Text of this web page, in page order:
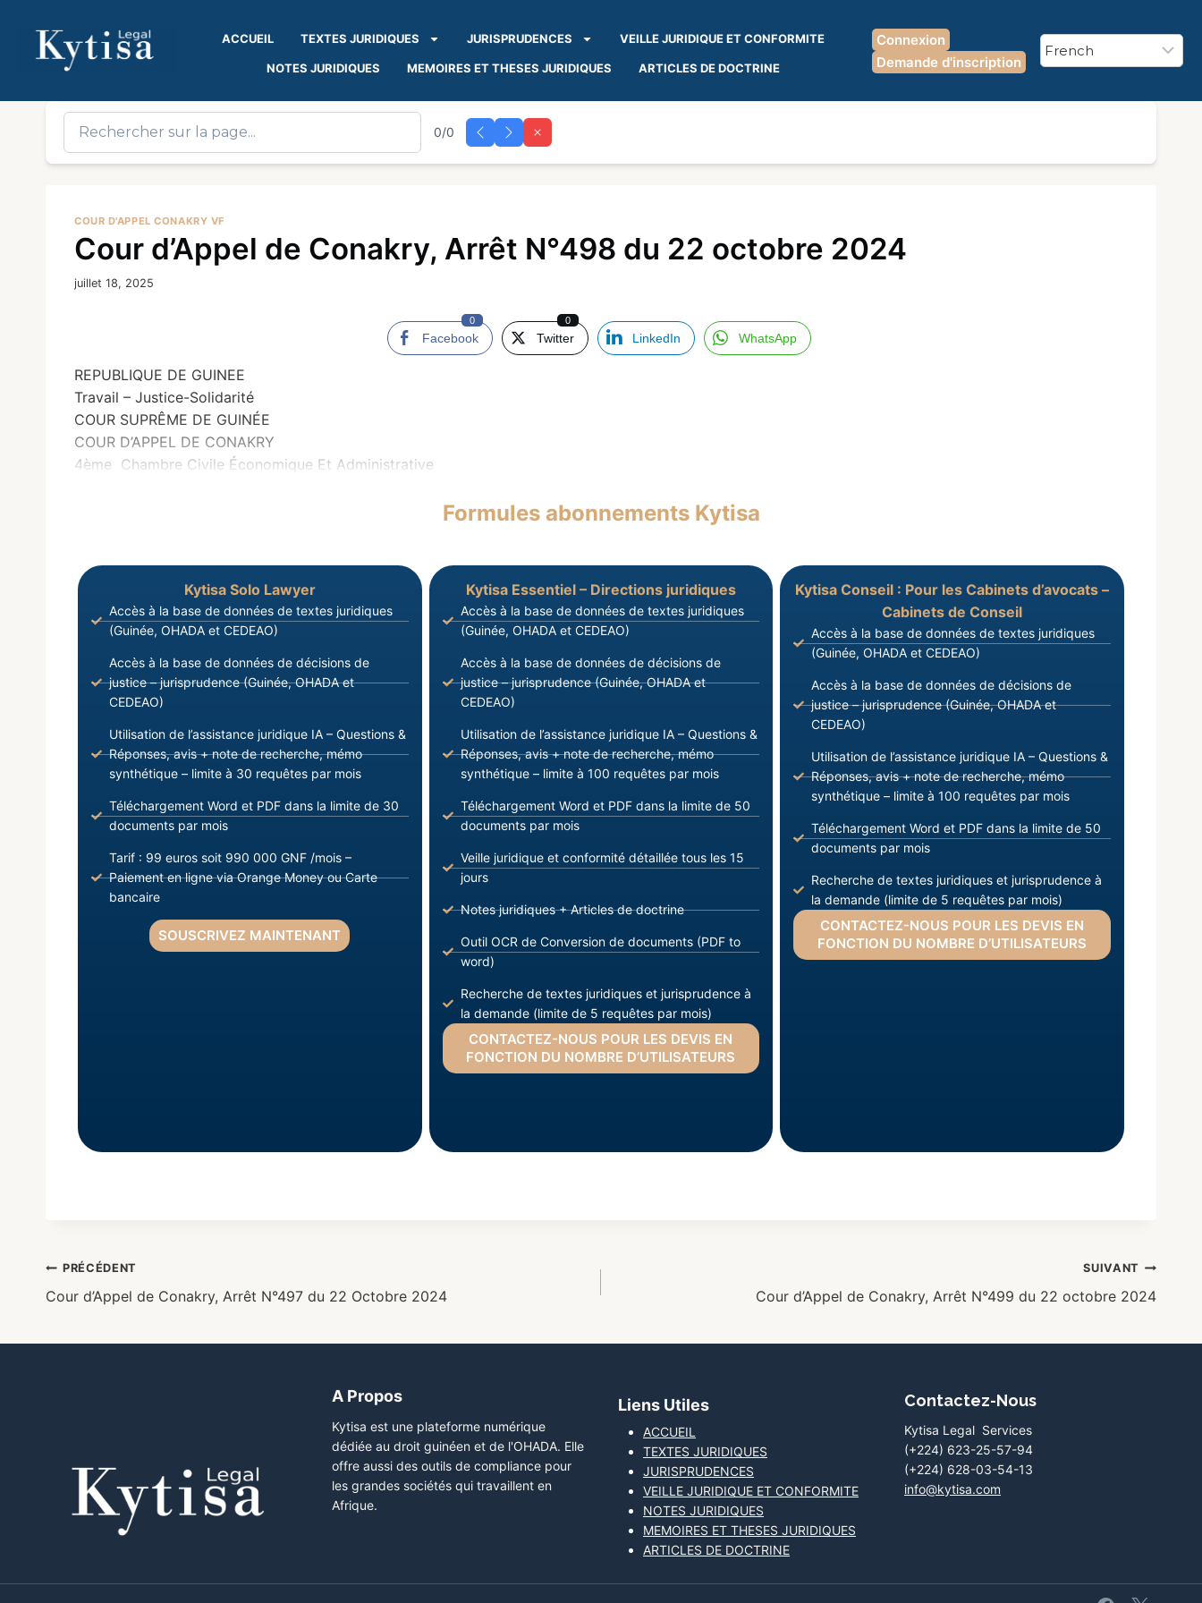
ACCUEIL TEXTES JURIDIQUES JURISPRUDENCES VEILLE JURIDIQUE ET CONFORMITE
NOTES JURIDIQUES MEMOIRES ET THESES JURIDIQUES ARTICLES DE DOCTRINE
Connexion
Demande d'inscription
0/0
COUR D'APPEL CONAKRY VF
Cour d’Appel de Conakry, Arrêt N°498 du 22 octobre 2024
juillet 18, 2025
Facebook
0
Twitter
0
LinkedIn WhatsApp
REPUBLIQUE DE GUINEE
Travail – Justice-Solidarité
COUR SUPRÊME DE GUINÉE
COUR D’APPEL DE CONAKRY
4ème Chambre Civile Économique Et Administrative
Formules abonnements Kytisa
Kytisa Solo Lawyer
Accès à la base de données de textes juridiques
(Guinée, OHADA et CEDEAO)
Accès à la base de données de décisions de
justice – jurisprudence (Guinée, OHADA et
CEDEAO)
Utilisation de l’assistance juridique IA – Questions &
Réponses, avis + note de recherche, mémo
synthétique – limite à 30 requêtes par mois
Téléchargement Word et PDF dans la limite de 30
documents par mois
Tarif : 99 euros soit 990 000 GNF /mois –
Paiement en ligne via Orange Money ou Carte
bancaire
SOUSCRIVEZ MAINTENANT
Kytisa Essentiel – Directions juridiques
Accès à la base de données de textes juridiques
(Guinée, OHADA et CEDEAO)
Accès à la base de données de décisions de
justice – jurisprudence (Guinée, OHADA et
CEDEAO)
Utilisation de l’assistance juridique IA – Questions &
Réponses, avis + note de recherche, mémo
synthétique – limite à 100 requêtes par mois
Téléchargement Word et PDF dans la limite de 50
documents par mois
Veille juridique et conformité détaillée tous les 15
jours
Notes juridiques + Articles de doctrine
Outil OCR de Conversion de documents (PDF to
word)
Recherche de textes juridiques et jurisprudence à
la demande (limite de 5 requêtes par mois)
CONTACTEZ-NOUS POUR LES DEVIS EN
FONCTION DU NOMBRE D’UTILISATEURS
Kytisa Conseil : Pour les Cabinets d’avocats –
Cabinets de Conseil
Accès à la base de données de textes juridiques
(Guinée, OHADA et CEDEAO)
Accès à la base de données de décisions de
justice – jurisprudence (Guinée, OHADA et
CEDEAO)
Utilisation de l’assistance juridique IA – Questions &
Réponses, avis + note de recherche, mémo
synthétique – limite à 100 requêtes par mois
Téléchargement Word et PDF dans la limite de 50
documents par mois
Recherche de textes juridiques et jurisprudence à
la demande (limite de 5 requêtes par mois)
CONTACTEZ-NOUS POUR LES DEVIS EN
FONCTION DU NOMBRE D’UTILISATEURS
PRÉCÉDENT
Cour d’Appel de Conakry, Arrêt N°497 du 22 Octobre 2024
SUIVANT
Cour d’Appel de Conakry, Arrêt N°499 du 22 octobre 2024
A Propos
Kytisa est une plateforme numérique
dédiée au droit guinéen et de l'OHADA. Elle
offre aussi des outils de compliance pour
les grandes sociétés qui travaillent en
Afrique.
Liens Utiles
ACCUEIL
TEXTES JURIDIQUES
JURISPRUDENCES
VEILLE JURIDIQUE ET CONFORMITE
NOTES JURIDIQUES
MEMOIRES ET THESES JURIDIQUES
ARTICLES DE DOCTRINE
Contactez-Nous
Kytisa Legal Services
(+224) 623-25-57-94
(+224) 628-03-54-13
info@kytisa.com